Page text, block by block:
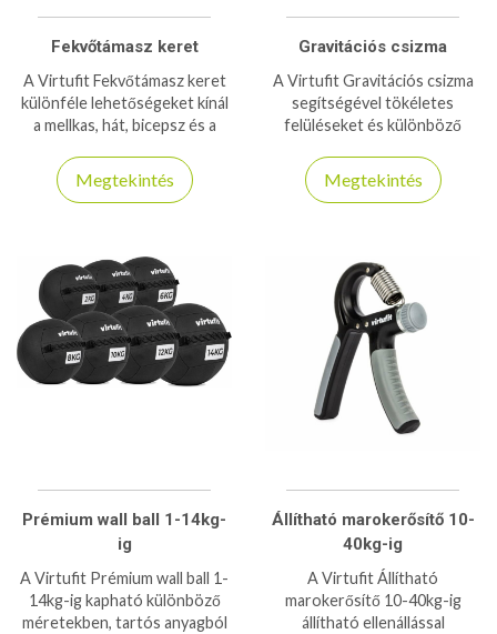
Fekvőtámasz keret
A Virtufit Fekvőtámasz keret
különféle lehetőségeket kínál
a mellkas, hát, bicepsz és a
nyomást a csuklójáról, így
csökkenti a sérülések
Megtekintés
Gravitációs csizma
A Virtufit Gravitációs csizma
segítségével tökéletes
felüléseket és különböző
helyes testtartás mellett!
120kg teherbírás!
Megtekintés
Prémium wall ball 1-14kg-
ig
A Virtufit Prémium wall ball 1-
14kg-ig kapható különböző
méretekben, tartós anyagból
Állítható marokerősítő 10-
40kg-ig
A Virtufit Állítható
marokerősítő 10-40kg-ig
állítható ellenállással